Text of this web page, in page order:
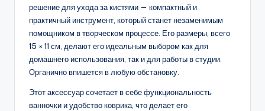
решение для ухода за кистями — компактный и
практичный инструмент, который станет незаменимым
помощником в творческом процессе. Его размеры, всего
15 × 11 см, делают его идеальным выбором как для
домашнего использования, так и для работы в студии.
Органично впишется в любую обстановку.
Этот аксессуар сочетает в себе функциональность
ванночки и удобство коврика, что делает его